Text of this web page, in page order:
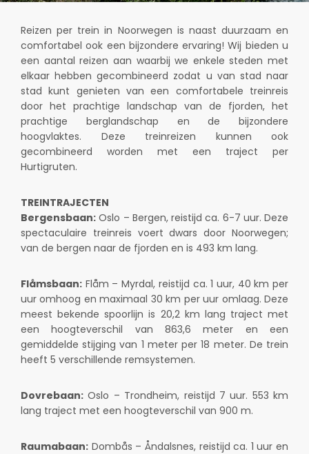
Reizen per trein in Noorwegen is naast duurzaam en
comfortabel ook een bijzondere ervaring! Wij bieden u
een aantal reizen aan waarbij we enkele steden met
elkaar hebben gecombineerd zodat u van stad naar
stad kunt genieten van een comfortabele treinreis
door het prachtige landschap van de fjorden, het
prachtige berglandschap en de bijzondere
hoogvlaktes. Deze treinreizen kunnen ook
gecombineerd worden met een traject per
Hurtigruten.
TREINTRAJECTEN
Bergensbaan: Oslo – Bergen, reistijd ca. 6-7 uur. Deze
spectaculaire treinreis voert dwars door Noorwegen;
van de bergen naar de fjorden en is 493 km lang.
Flåmsbaan: Flåm – Myrdal, reistijd ca. 1 uur, 40 km per
uur omhoog en maximaal 30 km per uur omlaag. Deze
meest bekende spoorlijn is 20,2 km lang traject met
een hoogteverschil van 863,6 meter en een
gemiddelde stijging van 1 meter per 18 meter. De trein
heeft 5 verschillende remsystemen.
Dovrebaan: Oslo – Trondheim, reistijd 7 uur. 553 km
lang traject met een hoogteverschil van 900 m.
Raumabaan: Dombås – Åndalsnes, reistijd ca. 1 uur en